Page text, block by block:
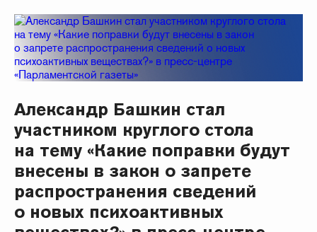
Александр Башкин стал
участником круглого стола
на тему «Какие поправки будут
внесены в закон о запрете
распространения сведений
о новых психоактивных